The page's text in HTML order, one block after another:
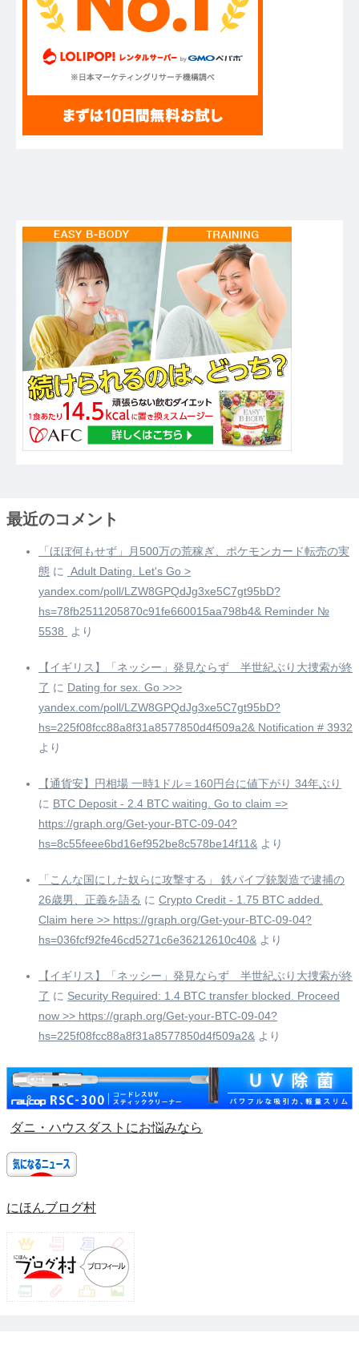
【衝撃】報酬100万円超の治験募集がこちらｗｗ
【愕然】白のクラウン俺氏、高速道路左車線を制
【悲報】佐藤輝明・・・２軍でも盛大にやらかす
最近のコメント
「ほぼ何もせず」月500万の荒稼ぎ、ポケモンカード転売の実
態 に
️ Adult Dating. Let's Go >
yandex.com/poll/LZW8GPQdJg3xe5C7gt95bD?
hs=78fb2511205870c91fe660015aa798b4& Reminder №
5538 ️
より
【イギリス】「ネッシー」発見ならず 半世紀ぶり大捜索が終
了 に Dating for sex. Go >>>
yandex.com/poll/LZW8GPQdJg3xe5C7gt95bD?
hs=225f08fcc88a8f31a8577850d4f509a2& Notification # 3932
より
【通貨安】円相場 一時1ドル＝160円台に値下がり 34年ぶり
に BTC Deposit - 2.4 BTC waiting. Go to claim =>
https://graph.org/Get-your-BTC-09-04?
hs=8c55feee6bd16ef952be8c578be14f11& より
「こんな国にした奴らに攻撃する」 鉄パイプ銃製造で逮捕の
26歳男、正義を語る に Crypto Credit - 1.75 BTC added.
Claim here >> https://graph.org/Get-your-BTC-09-04?
hs=036fcf92fe46cd5271c6e36212610c40& より
【イギリス】「ネッシー」発見ならず 半世紀ぶり大捜索が終
了 に Security Required: 1.4 BTC transfer blocked. Proceed
now >> https://graph.org/Get-your-BTC-09-04?
hs=225f08fcc88a8f31a8577850d4f509a2& より
ダニ・ハウスダストにお悩みなら
にほんブログ村